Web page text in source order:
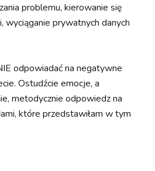
problemu, kierowanie się
wyciąganie prywatnych danych
odpowiadać na negatywne
Ostudźcie emocje, a
metodycznie odpowiedz na
które przedstawiłam w tym